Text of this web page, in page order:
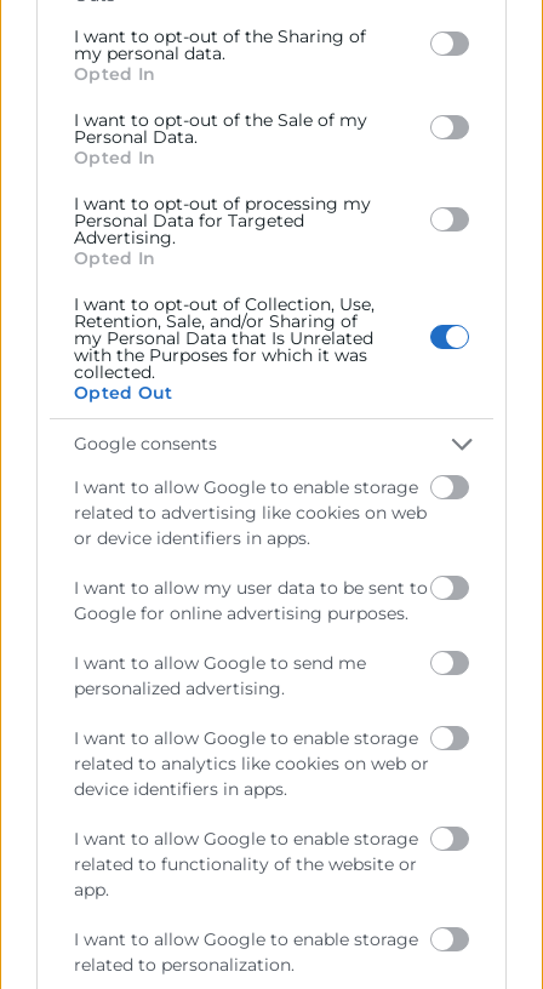
Google services and may gather and store information
including but not limited to your visit or usage
behaviour. You may click to grant or deny consent to
below specified purposes in below Google consent
section.
I want to opt-out of the Sharing of
my personal data.
Opted In
I want to opt-out of the Sale of my
Personal Data.
Opted In
I want to opt-out of processing my
Personal Data for Targeted
Advertising.
Opted In
I want to opt-out of Collection, Use,
Retention, Sale, and/or Sharing of
my Personal Data that Is Unrelated
with the Purposes for which it was
collected.
Opted Out
Google consents
I want to allow Google to enable storage
related to advertising like cookies on web
or device identifiers in apps.
I want to allow my user data to be sent to
Google for online advertising purposes.
I want to allow Google to send me
personalized advertising.
I want to allow Google to enable storage
related to analytics like cookies on web or
device identifiers in apps.
I want to allow Google to enable storage
related to functionality of the website or
app.
I want to allow Google to enable storage
related to personalization.
La formación online te permite
formarte dónde y
cuándo quieras,es flexible, ya que no existen
horarios predeterminados, es el propio alumno quien
marca cuándo quiere estudiar para lo que tiene a su
disposición El Campus Empresarial Virtual (CVE), una
plataforma digital basada en dos puntos
importantes: lafacilidad del usopor parte del
alumno y elseguimientode su aprendizaje por
del tutor.
Este curso cuenta conmateriales digitales
descargableselaborados por profesionales del
sector, el alumno durante la formación deberá
realizarejercicios, casos prácticos y
cuestionarios,que verifiquen el aprendizaje de los
contenidos del curso, de igual forma el tutor realizará
un seguimiento personal que garantice dicho
aprendizaje.
El CVE cuenta con diferentesvías de comunicación
electrónico. Además, en esta formación, el
participante tendrá la oportunidad de realizar
webinars (clases virtuales ), una herramienta útil para
tener un contacto directo con el tutor y así resolver